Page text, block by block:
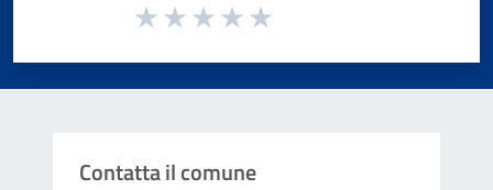
Valuta da 1 a 5 stelle la pagina
Contatta il comune